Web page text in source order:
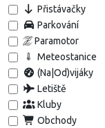
Přistávačky
Parkování
Paramotor
Meteostanice
(Na|Od)vijáky
Letiště
Kluby
Obchody